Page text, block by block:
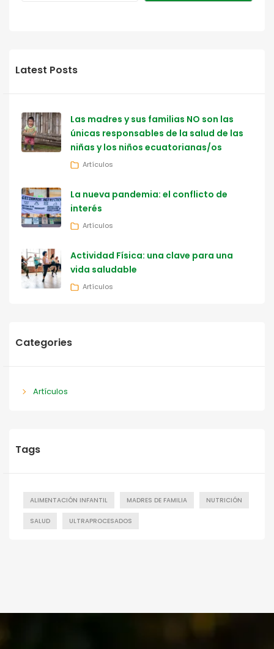
Latest Posts
Las madres y sus familias NO son las
únicas responsables de la salud de las
niñas y los niños ecuatorianas/os
Artículos
La nueva pandemia: el conflicto de
interés
Artículos
Actividad Física: una clave para una
vida saludable
Artículos
Categories
Artículos
Tags
ALIMENTACIÓN INFANTIL MADRES DE FAMILIA NUTRICIÓN
SALUD ULTRAPROCESADOS